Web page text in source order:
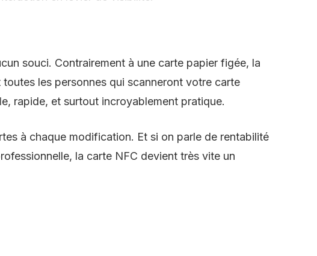
souci. Contrairement à une carte papier figée, la
les personnes qui scanneront votre carte
rapide, et surtout incroyablement pratique.
à chaque modification. Et si on parle de rentabilité
la carte NFC devient très vite un